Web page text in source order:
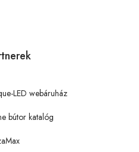
LED webáruház
bútor katalóg